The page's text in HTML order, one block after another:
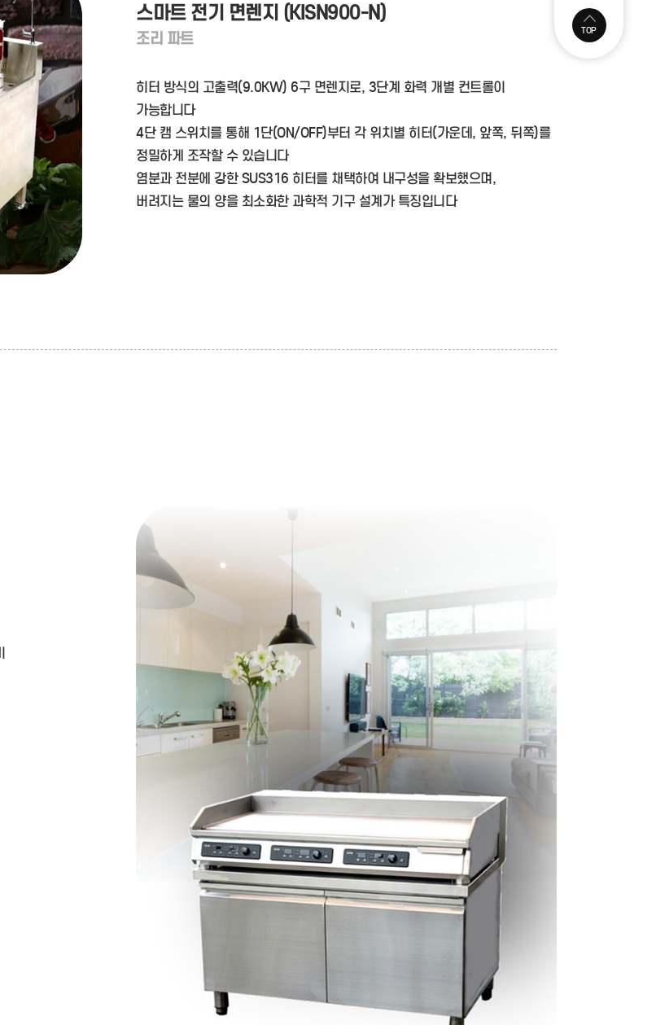
TOP
스마트 전기 면렌지 (KISN900-N)
조리 파트
히터 방식의 고출력(9.0KW) 6구 면렌지로, 3단계 화력 개별 컨트롤이
가능합니다
4단 캠 스위치를 통해 1단(ON/OFF)부터 각 위치별 히터(가운데, 앞쪽, 뒤쪽)를
정밀하게 조작할 수 있습니다
염분과 전분에 강한 SUS316 히터를 채택하여 내구성을 확보했으며,
버려지는 물의 양을 최소화한 과학적 기구 설계가 특징입니다